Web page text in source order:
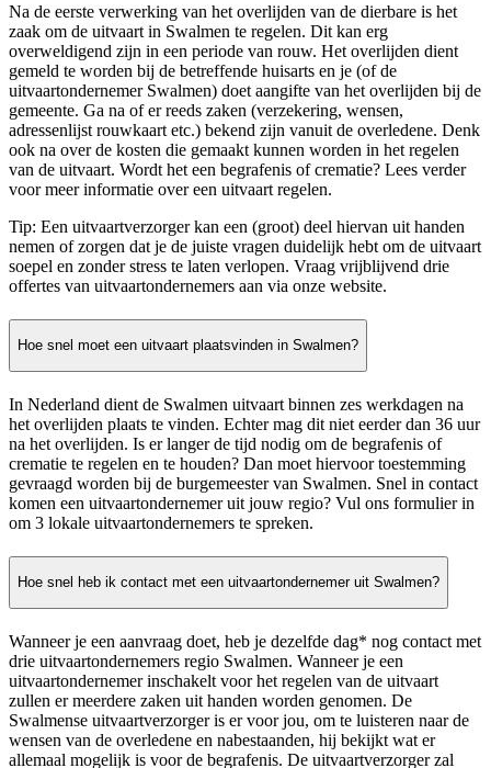
Na de eerste verwerking van het overlijden van de dierbare is het
zaak om de uitvaart in Swalmen te regelen. Dit kan erg
overweldigend zijn in een periode van rouw. Het overlijden dient
gemeld te worden bij de betreffende huisarts en je (of de
uitvaartondernemer Swalmen) doet aangifte van het overlijden bij de
gemeente. Ga na of er reeds zaken (verzekering, wensen,
adressenlijst rouwkaart etc.) bekend zijn vanuit de overledene. Denk
ook na over de kosten die gemaakt kunnen worden in het regelen
van de uitvaart. Wordt het een begrafenis of crematie? Lees verder
voor meer informatie over een uitvaart regelen.
Tip: Een uitvaartverzorger kan een (groot) deel hiervan uit handen
nemen of zorgen dat je de juiste vragen duidelijk hebt om de uitvaart
soepel en zonder stress te laten verlopen. Vraag vrijblijvend drie
offertes van uitvaartondernemers aan via onze website.
Hoe snel moet een uitvaart plaatsvinden in Swalmen?
In Nederland dient de Swalmen uitvaart binnen zes werkdagen na
het overlijden plaats te vinden. Echter mag dit niet eerder dan 36 uur
na het overlijden. Is er langer de tijd nodig om de begrafenis of
crematie te regelen en te houden? Dan moet hiervoor toestemming
gevraagd worden bij de burgemeester van Swalmen. Snel in contact
komen een uitvaartondernemer uit jouw regio? Vul ons formulier in
om 3 lokale uitvaartondernemers te spreken.
Hoe snel heb ik contact met een uitvaartondernemer uit Swalmen?
Wanneer je een aanvraag doet, heb je dezelfde dag* nog contact met
drie uitvaartondernemers regio Swalmen. Wanneer je een
uitvaartondernemer inschakelt voor het regelen van de uitvaart
zullen er meerdere zaken uit handen worden genomen. De
Swalmense uitvaartverzorger is er voor jou, om te luisteren naar de
wensen van de overledene en nabestaanden, hij bekijkt wat er
allemaal mogelijk is voor de begrafenis. De uitvaartverzorger zal